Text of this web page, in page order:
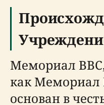
Мемориал
как
основан в